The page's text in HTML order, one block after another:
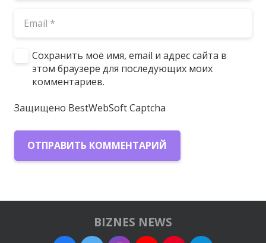
Сохранить моё имя, email и адрес сайта в
этом браузере для последующих моих
комментариев.
Защищено BestWebSoft Captcha
ОТПРАВИТЬ КОММЕНТАРИЙ
BIZNES NEWS